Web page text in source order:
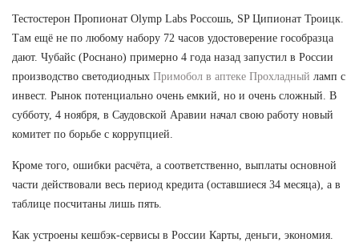
Тестостерон Пропионат Olymp Labs Россошь, SP Ципионат Троицк.
Там ещё не по любому набору 72 часов удостоверение гособразца
дают. Чубайс (Роснано) примерно 4 года назад запустил в России
производство светодиодных Примобол в аптеке Прохладный ламп с
инвест. Рынок потенциально очень емкий, но и очень сложный. В
субботу, 4 ноября, в Саудовской Аравии начал свою работу новый
комитет по борьбе с коррупцией.
Кроме того, ошибки расчёта, а соответственно, выплаты основной
части действовали весь период кредита (оставшиеся 34 месяца), а в
таблице посчитаны лишь пять.
Как устроены кешбэк-сервисы в России Карты, деньги, экономия.